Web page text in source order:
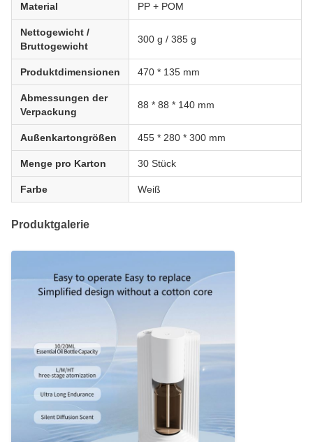
Material PP + POM
Nettogewicht /
Bruttogewicht
300 g / 385 g
Produktdimensionen 470 * 135 mm
Abmessungen der
Verpackung
88 * 88 * 140 mm
Außenkartongrößen 455 * 280 * 300 mm
Menge pro Karton 30 Stück
Farbe Weiß
Produktgalerie